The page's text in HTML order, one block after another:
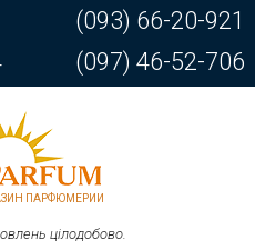
(093) 66-20-921
(097) 46-52-706
ПАРФЮМЕРИИ
цілодобово.